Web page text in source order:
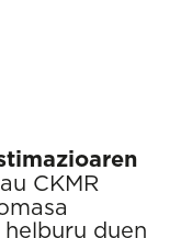
CKMR
duen